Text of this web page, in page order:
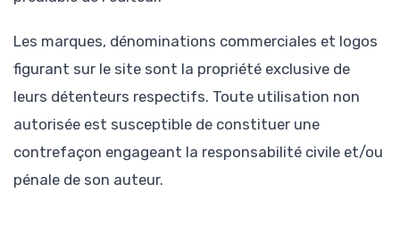
Les marques, dénominations commerciales et logos
figurant sur le site sont la propriété exclusive de
leurs détenteurs respectifs. Toute utilisation non
autorisée est susceptible de constituer une
contrefaçon engageant la responsabilité civile et/ou
pénale de son auteur.